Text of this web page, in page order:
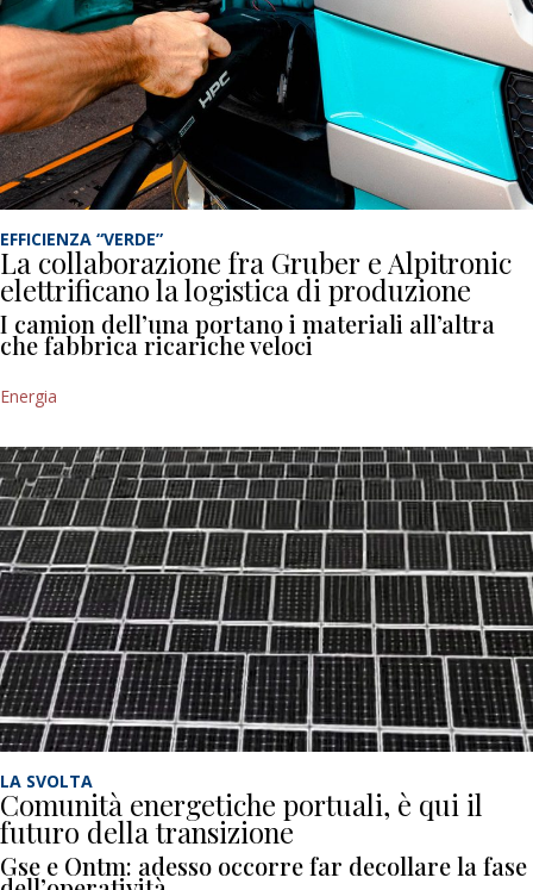
EFFICIENZA “VERDE”
La collaborazione fra Gruber e Alpitronic
elettrificano la logistica di produzione
I camion dell’una portano i materiali all’altra
che fabbrica ricariche veloci
Energia
LA SVOLTA
Comunità energetiche portuali, è qui il
futuro della transizione
Gse e Ontm: adesso occorre far decollare la fase